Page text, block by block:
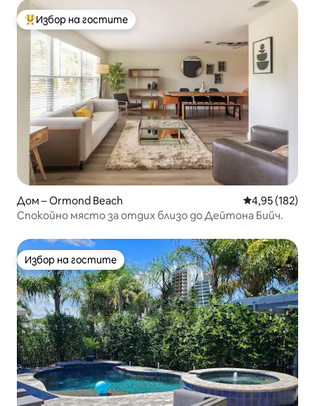
Най-популярен избор на гостите
Избор на гостите
Дом – Ormond Beach Средна
4,95 (182)
Спокойно място за отдих близо до Дейтона Бийч.
Избор на гостите
Избор на гостите